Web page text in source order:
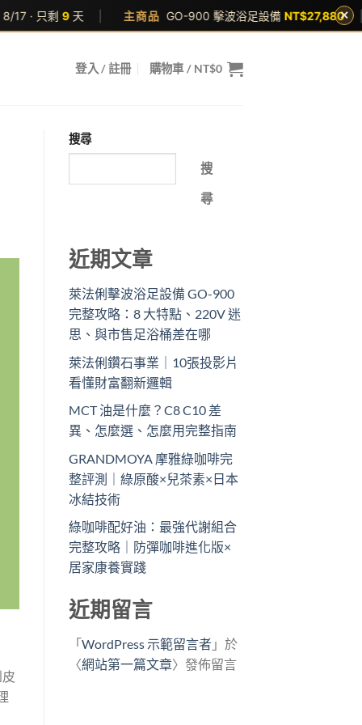
| 主商品 GO-900 擊波浴足設備NT$27,880 | 加購優惠✕
登入 / 註冊 購物車 / NT$0
搜尋
搜
尋
近期文章
萊法俐擊波浴足設備 GO-900
完整攻略：8 大特點、220V 迷
思、與市售足浴桶差在哪
萊法俐鑽石事業｜10張投影片
看懂財富翻新邏輯
MCT 油是什麼？C8 C10 差
異、怎麼選、怎麼用完整指南
GRANDMOYA 摩雅綠咖啡完
整評測｜綠原酸×兒茶素×日本
冰結技術
綠咖啡配好油：最強代謝組合
完整攻略｜防彈咖啡進化版×
居家康養實踐
近期留言
「 WordPress 示範留言者」於
〈網站第一篇文章〉發佈留言